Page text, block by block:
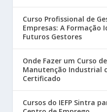
Curso Profissional de
Empresas: A Formação
Futuros Gestores
Onde Fazer um Curso de
Manutenção Industrial
Certificado
Cursos do IEFP Sintra